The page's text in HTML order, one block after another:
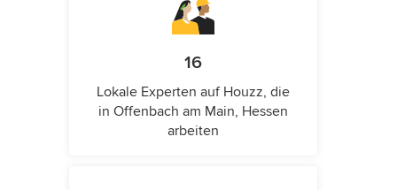
16
Lokale Experten auf Houzz, die
in Offenbach am Main, Hessen
arbeiten